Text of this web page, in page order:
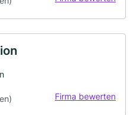
Firma bewerten